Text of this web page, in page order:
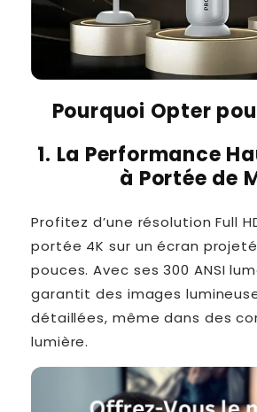
Pourquoi Opter
1. La Performance
à Portée de
Profitez d’une résolution Full
portée 4K sur un écran projeté
pouces. Avec ses 300 ANSI
garantit des images
détaillées, même dans des
lumière.